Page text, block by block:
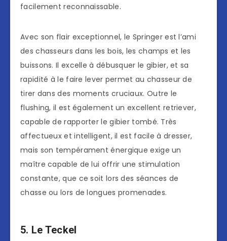
facilement reconnaissable.
Avec son flair exceptionnel, le Springer est l’ami
des chasseurs dans les bois, les champs et les
buissons. Il excelle à débusquer le gibier, et sa
rapidité à le faire lever permet au chasseur de
tirer dans des moments cruciaux. Outre le
flushing, il est également un excellent retriever,
capable de rapporter le gibier tombé. Très
affectueux et intelligent, il est facile à dresser,
mais son tempérament énergique exige un
maître capable de lui offrir une stimulation
constante, que ce soit lors des séances de
chasse ou lors de longues promenades.
5. Le Teckel